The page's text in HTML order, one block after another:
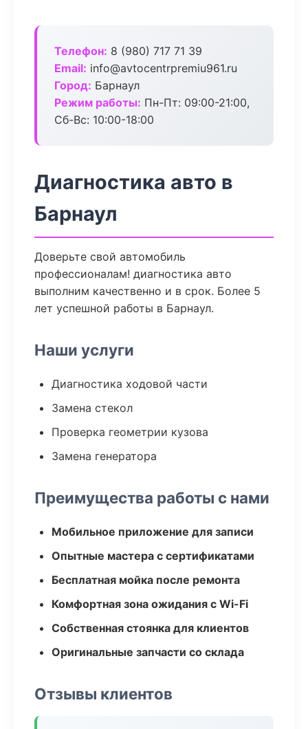
Телефон: 8 (980) 717 71 39
Email: info@avtocentrpremiu961.ru
Город: Барнаул
Режим работы: Пн-Пт: 09:00-21:00,
Сб-Вс: 10:00-18:00
Диагностика авто в
Барнаул
Доверьте свой автомобиль
профессионалам! диагностика авто
выполним качественно и в срок. Более 5
лет успешной работы в Барнаул.
Наши услуги
Диагностика ходовой части
Замена стекол
Проверка геометрии кузова
Замена генератора
Преимущества работы с нами
Мобильное приложение для записи
Опытные мастера с сертификатами
Бесплатная мойка после ремонта
Комфортная зона ожидания с Wi-Fi
Собственная стоянка для клиентов
Оригинальные запчасти со склада
Отзывы клиентов